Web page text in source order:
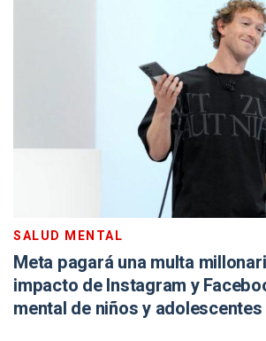
SALUD MENTAL
Meta pagará una multa
impacto de Instagram y
mental de niños y adolescentes